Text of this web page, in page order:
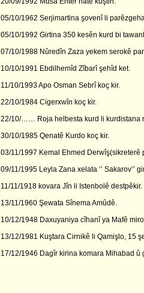
05/10/1962 Serjimartina şovenî li
05/10/1992 Girtina 350 kesên kurd bi
07/10/1988 Nûredîn Zaza yekem serokê
10/10/1991 Ebdilhemîd Zîbarî şehîd ket.
11/10/1993 Apo Osman Sebrî koç kir.
22/10/1984 Cigerxwîn koç kir.
22/10/…… Roja helbesta kurd li kurdistana
30/10/1985 Qenatê Kurdo koç kir.
03/11/1997 Kemal Ehmed
09/11/1995 Leyla Zana xelata ‘’ Sakarov’’
11/11/1918 kovara Jîn li Istenbolê destpêkir.
13/11/1960 Şewata Sînema Amûdê.
10/12/1948 Daxuyaniya cîhanî ya Mafê
13/12/1981 Kuştara Cirnikê li Qamişlo, 15
17/12/1946 Dagîr kirina komara Mihabad û